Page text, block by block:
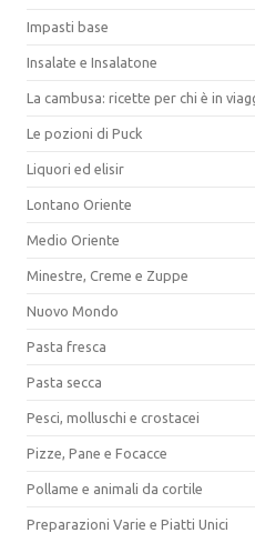
Impasti base
Insalate e Insalatone
La cambusa: ricette per chi è in
Le pozioni di Puck
Liquori ed elisir
Lontano Oriente
Medio Oriente
Minestre, Creme e Zuppe
Nuovo Mondo
Pasta fresca
Pasta secca
Pesci, molluschi e crostacei
Pizze, Pane e Focacce
Pollame e animali da cortile
Preparazioni Varie e Piatti Unici